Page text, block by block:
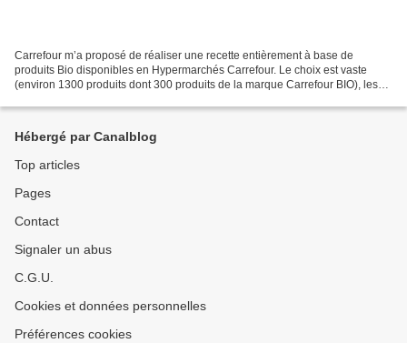
Carrefour m’a proposé de réaliser une recette entièrement à base de
produits Bio disponibles en Hypermarchés Carrefour. Le choix est vaste
(environ 1300 produits dont 300 produits de la marque Carrefour BIO), les
Hébergé par Canalblog
Top articles
Pages
Contact
Signaler un abus
C.G.U.
Cookies et données personnelles
Préférences cookies